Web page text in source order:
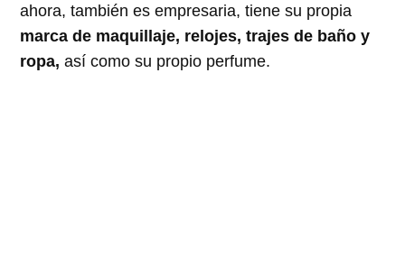
ahora, también es empresaria, tiene su propia
marca de maquillaje, relojes, trajes de baño y
ropa,así como su propio perfume.